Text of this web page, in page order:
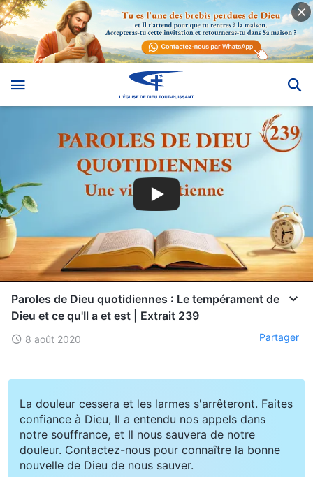
Paroles de Dieu quotidiennes : Le tempérament de
Dieu et ce qu'Il a et est | Extrait 239
8 août 2020 Partager
La douleur cessera et les larmes s'arrêteront. Faites
confiance à Dieu, Il a entendu nos appels dans
notre souffrance, et Il nous sauvera de notre
douleur. Contactez-nous pour connaître la bonne
nouvelle de Dieu de nous sauver.